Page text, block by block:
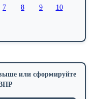
7 8 9 10
или сформируйте